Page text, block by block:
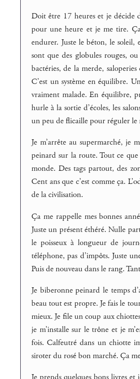
Doit être 17 heures et je décide
pour une heure et je me tire.
endurer. Juste le béton, le soleil,
sont que des globules rouges,
bactéries, de la merde,
C’est un système en équilibre.
vraiment malade. En équilibre,
hurle à la sortie d’écoles, les
un peu de flicaille pour réguler le
Je m’arrête au supermarché, je
peinard sur la route. Tout ce
monde. Des tags partout, des
Cent ans que c’est comme ça.
de la civilisation.
Ça me rappelle mes bonnes
Juste un présent éthéré. Nulle
le poisseux à longueur de
téléphone, pas d’impôts. Juste
Puis de nouveau dans le rang.
Je biberonne peinard le temps
beau tout est propre. Je fais le
mieux. Je file un coup aux
je m’installe sur le trône et je
fois. Calfeutré dans un chiotte
siroter du rosé bon marché. Ça